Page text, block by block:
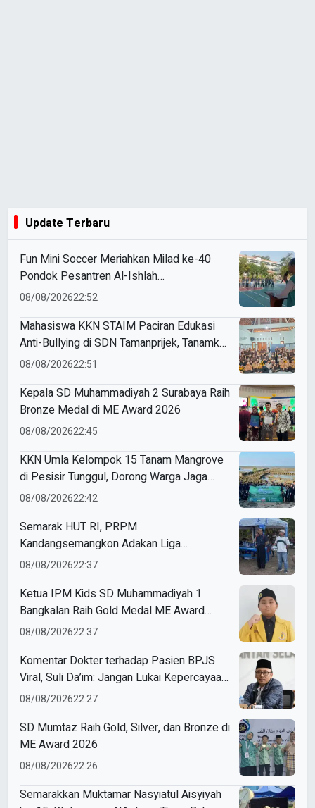
Update Terbaru
Fun Mini Soccer Meriahkan Milad ke-40
Pondok Pesantren Al-Ishlah
Sendangagung
08/08/202622:52
Mahasiswa KKN STAIM Paciran Edukasi
Anti-Bullying di SDN Tamanprijek, Tanamkan
Empati Sejak Dini
08/08/202622:51
Kepala SD Muhammadiyah 2 Surabaya Raih
Bronze Medal di ME Award 2026
08/08/202622:45
KKN Umla Kelompok 15 Tanam Mangrove
di Pesisir Tunggul, Dorong Warga Jaga
Lingkungan
08/08/202622:42
Semarak HUT RI, PRPM
Kandangsemangkon Adakan Liga
Kemerdekaan 2026
08/08/202622:37
Ketua IPM Kids SD Muhammadiyah 1
Bangkalan Raih Gold Medal ME Award
2026
08/08/202622:37
Komentar Dokter terhadap Pasien BPJS
Viral, Suli Da’im: Jangan Lukai Kepercayaan
Publik
08/08/202622:27
SD Mumtaz Raih Gold, Silver, dan Bronze di
ME Award 2026
08/08/202622:26
Semarakkan Muktamar Nasyiatul Aisyiyah